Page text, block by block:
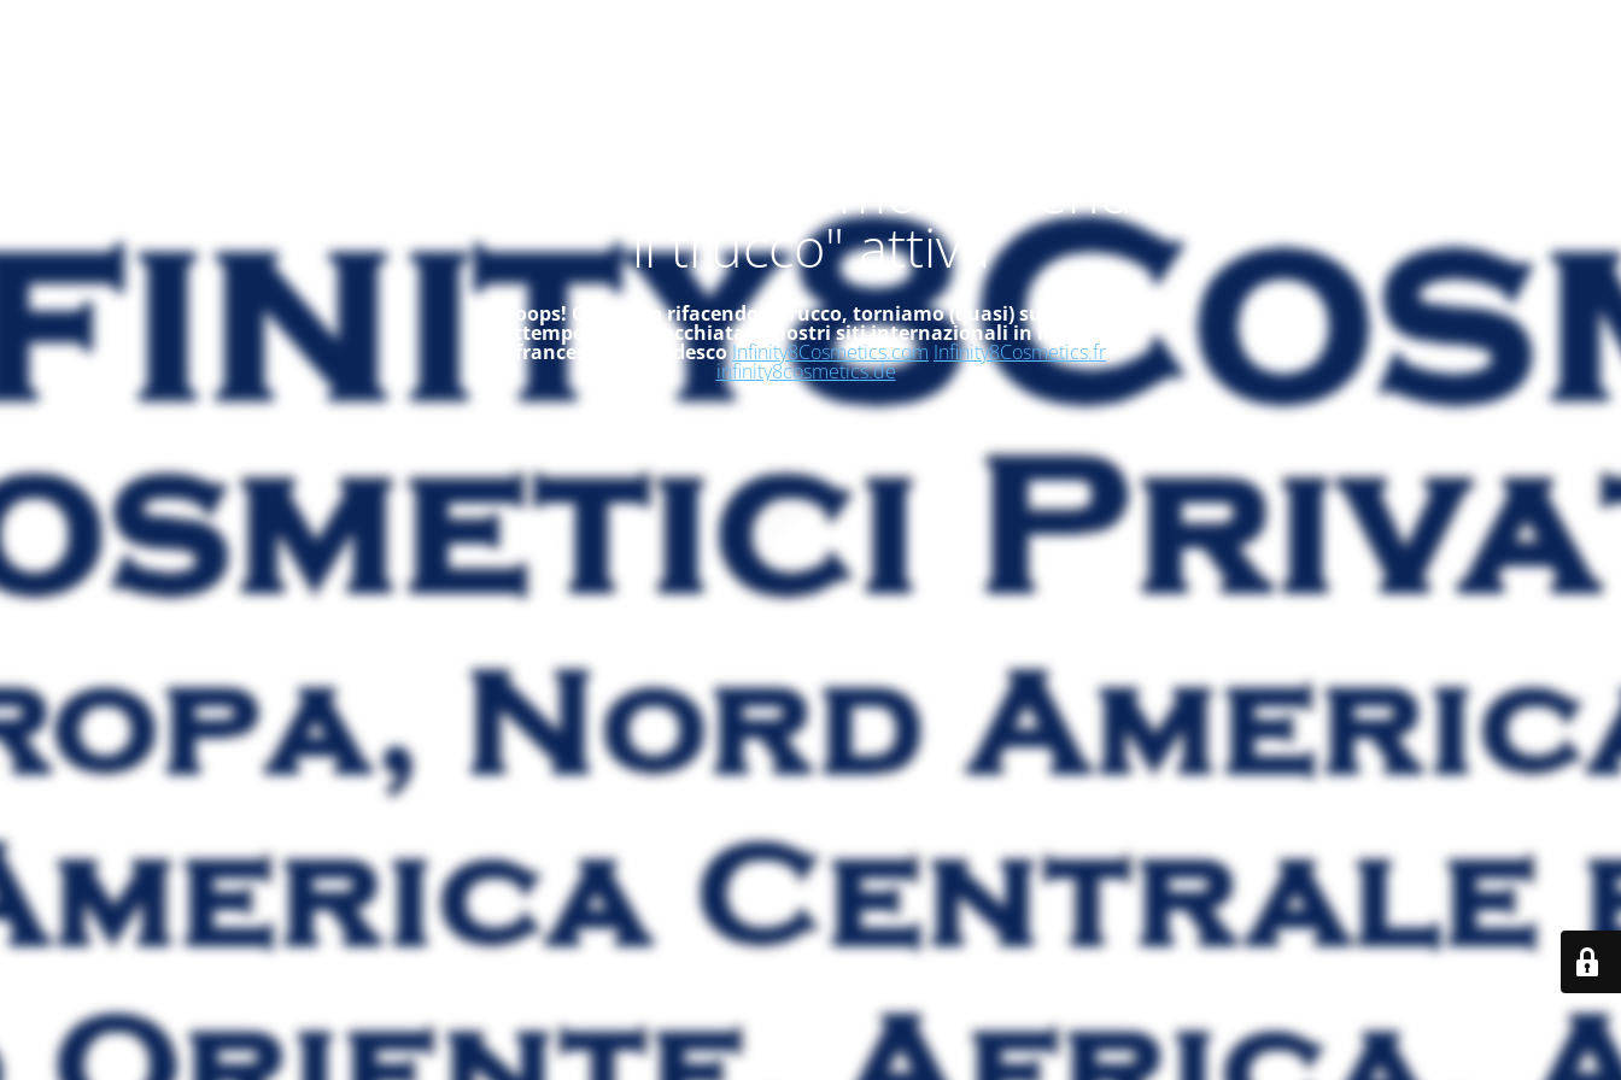
Modalità "ci stiamo rifacendo
il trucco" attiva
Ooops! Ci stiamo rifacendo il trucco, torniamo (quasi) subito, nel
frattempo, dai un'occhiata ai nostri siti internazionali in inglese, in
francese ed in tedesco Infinity8Cosmetics.com Infinity8Cosmetics.fr
infinity8cosmetics.de